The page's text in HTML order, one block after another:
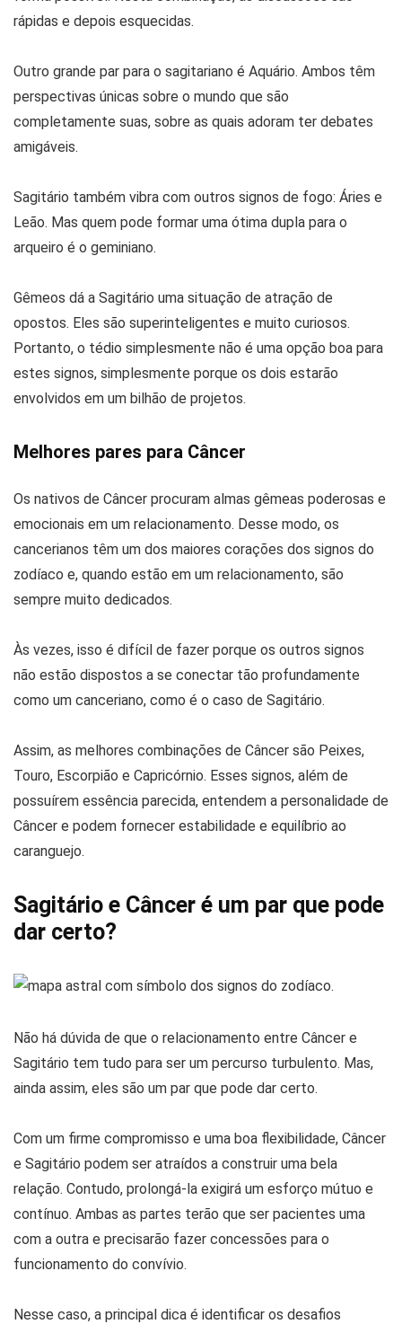
rápidas e depois esquecidas.
Outro grande par para o sagitariano é Aquário. Ambos têm
perspectivas únicas sobre o mundo que são
completamente suas, sobre as quais adoram ter debates
amigáveis.
Sagitário também vibra com outros signos de fogo: Áries e
Leão. Mas quem pode formar uma ótima dupla para o
arqueiro é o geminiano.
Gêmeos dá a Sagitário uma situação de atração de
opostos. Eles são superinteligentes e muito curiosos.
Portanto, o tédio simplesmente não é uma opção boa para
estes signos, simplesmente porque os dois estarão
envolvidos em um bilhão de projetos.
Melhores pares para Câncer
Os nativos de Câncer procuram almas gêmeas poderosas e
emocionais em um relacionamento. Desse modo, os
cancerianos têm um dos maiores corações dos signos do
zodíaco e, quando estão em um relacionamento, são
sempre muito dedicados.
Às vezes, isso é difícil de fazer porque os outros signos
não estão dispostos a se conectar tão profundamente
como um canceriano, como é o caso de Sagitário.
Assim, as melhores combinações de Câncer são Peixes,
Touro, Escorpião e Capricórnio. Esses signos, além de
possuírem essência parecida, entendem a personalidade de
Câncer e podem fornecer estabilidade e equilíbrio ao
caranguejo.
Sagitário e Câncer é um par que pode
dar certo?
Não há dúvida de que o relacionamento entre Câncer e
Sagitário tem tudo para ser um percurso turbulento. Mas,
ainda assim, eles são um par que pode dar certo.
Com um firme compromisso e uma boa flexibilidade, Câncer
e Sagitário podem ser atraídos a construir uma bela
relação. Contudo, prolongá-la exigirá um esforço mútuo e
contínuo. Ambas as partes terão que ser pacientes uma
com a outra e precisarão fazer concessões para o
funcionamento do convívio.
Nesse caso, a principal dica é identificar os desafios